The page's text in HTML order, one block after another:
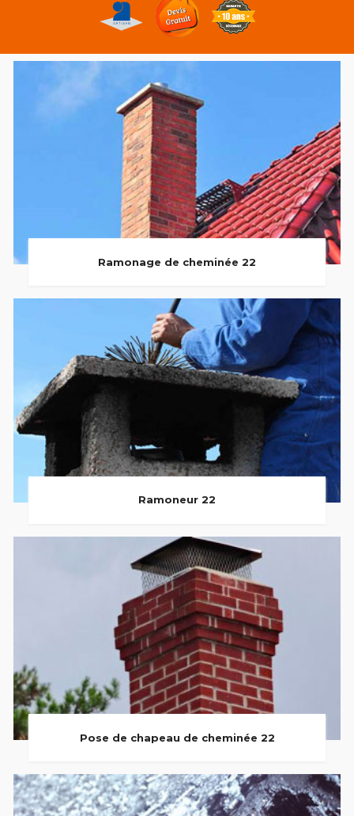
Ramonage de cheminée 22
Ramoneur 22
Pose de chapeau de cheminée 22